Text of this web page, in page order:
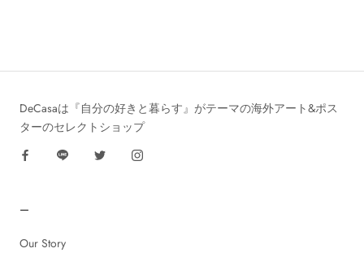
DeCasaは『自分の好きと暮らす』がテーマの海外アート&ポス
ターのセレクトショップ
ー
Our Story